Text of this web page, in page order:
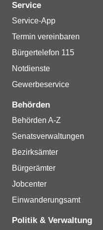
Service
Service-App
Termin vereinbaren
Bürgertelefon 115
Notdienste
Gewerbeservice
Behörden
Behörden A-Z
Senatsverwaltungen
Bezirksämter
Bürgerämter
Jobcenter
Einwanderungsamt
Politik & Verwaltung